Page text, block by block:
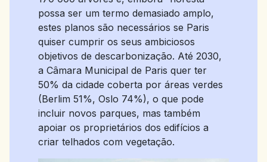
possa ser um termo demasiado amplo,
estes planos são necessários se Paris
quiser cumprir os seus ambiciosos
objetivos de descarbonização. Até 2030,
a Câmara Municipal de Paris quer ter
50% da cidade coberta por áreas verdes
(Berlim 51%, Oslo 74%), o que pode
incluir novos parques, mas também
apoiar os proprietários dos edifícios a
criar telhados com vegetação.